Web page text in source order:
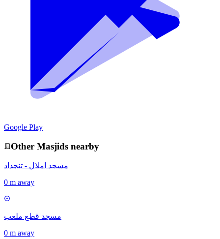
Google Play
Other Masjids nearby
مسجد املال - تنجداد
0 m away
مسجد قطع ملعب
0 m away